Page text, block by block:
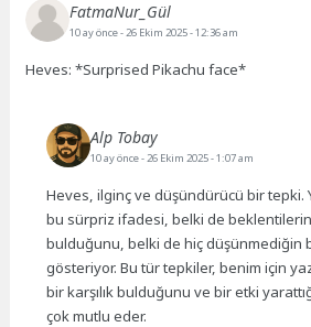
FatmaNur_Gül
10 ay önce- 26 Ekim 2025 - 12:36 am
Heves: *Surprised Pikachu face*
Alp Tobay
10 ay önce- 26 Ekim 2025 - 1:07 am
Heves, ilginç ve düşündürücü bir tepki.
bu sürpriz ifadesi, belki de
bulduğunu, belki de hiç düşünmediğin
gösteriyor. Bu tür tepkiler, benim için
bir karşılık bulduğunu ve bir etki
çok mutlu eder.